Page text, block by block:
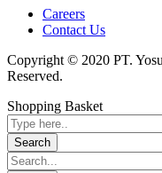
Careers
Contact Us
Copyright © 2020 PT.
Reserved.
Shopping Basket